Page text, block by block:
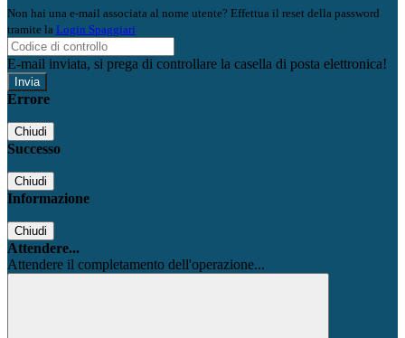
Non hai una e-mail associata al nome utente? Effettua il reset della password
tramite la Login Spaggiari
E-mail inviata, si prega di controllare la casella di posta elettronica!
Errore
Chiudi
Successo
Chiudi
Informazione
Chiudi
Attendere...
Attendere il completamento dell'operazione...